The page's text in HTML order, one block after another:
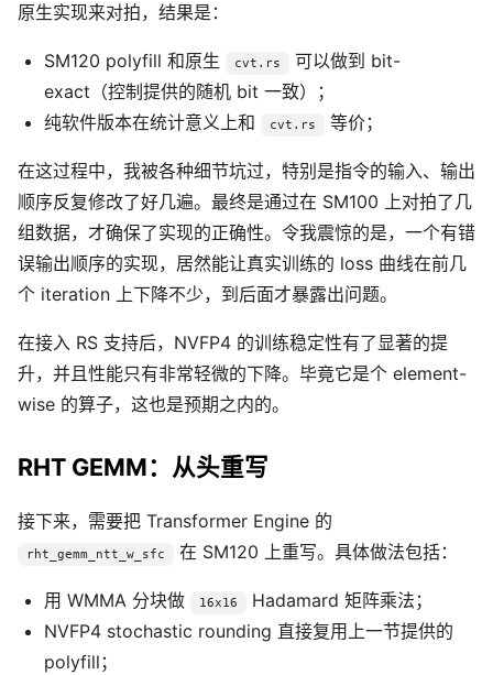
原生实现来对拍，结果是：
SM120 polyfill 和原生 cvt.rs
可以做到 bit-
exact（控制提供的随机 bit 一致）；
纯软件版本在统计意义上和
cvt.rs 等价；
在这过程中，我被各种细节坑过，特别是指令的输入、输出
顺序反复修改了好几遍。最终是通过在 SM100 上对拍了几
组数据，才确保了实现的正确性。令我震惊的是，一个有错
误输出顺序的实现，居然能让真实训练的 loss 曲线在前几
个 iteration 上下降不少，到后面才暴露出问题。
在接入 RS 支持后，NVFP4 的训练稳定性有了显著的提
升，并且性能只有非常轻微的下降。毕竟它是个 element-
wise 的算子，这也是预期之内的。
RHT GEMM：从头重写
接下来，需要把 Transformer Engine 的
rht_gemm_ntt_w_sfc 在 SM120 上重写。具体做法包括：
用 WMMA 分块做 16x16
Hadamard 矩阵乘法；
NVFP4 stochastic rounding 直接复用上一节提供的
polyfill；